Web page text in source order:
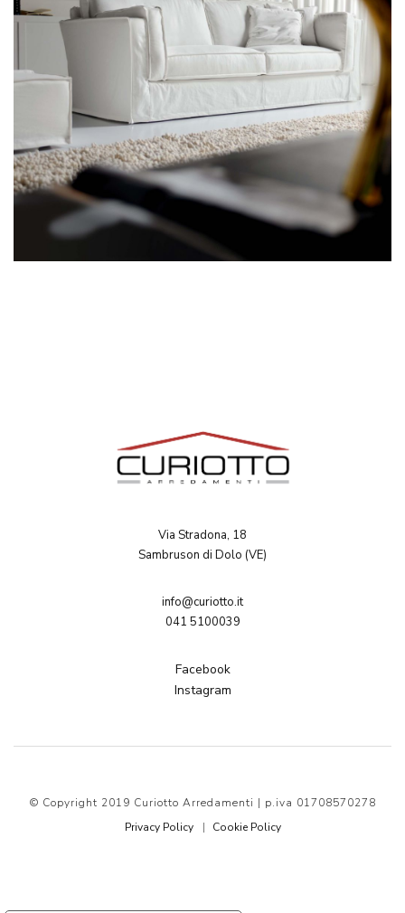
Via Stradona, 18
Sambruson di Dolo (VE)
info@curiotto.it
041 5100039
Facebook
Instagram
© Copyright 2019 Curiotto Arredamenti | p.iva 01708570278
Privacy Policy
Cookie Policy